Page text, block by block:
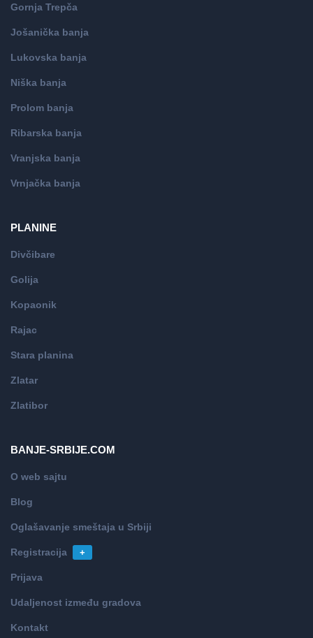
Gornja Trepča
Jošanička banja
Lukovska banja
Niška banja
Prolom banja
Ribarska banja
Vranjska banja
Vrnjačka banja
PLANINE
Divčibare
Golija
Kopaonik
Rajac
Stara planina
Zlatar
Zlatibor
BANJE-SRBIJE.COM
O web sajtu
Blog
Oglašavanje smeštaja u Srbiji
Registracija +
Prijava
Udaljenost između gradova
Kontakt